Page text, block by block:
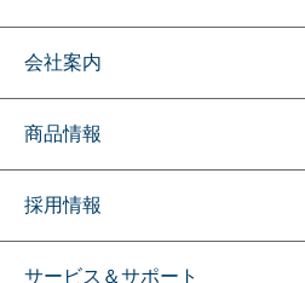
会社案内
商品情報
採用情報
サービス＆サポート